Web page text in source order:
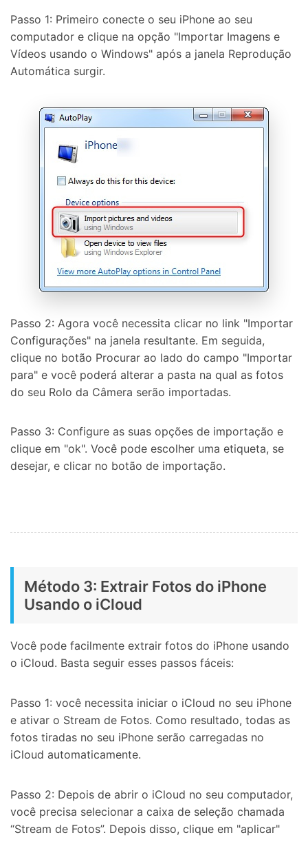
Controle seu celular com Dr.Fone
50M+ usuários, 17+ anos
Desbloqueie e repare seu celular
Recupere, proteja e transfira dados faclimente
Abrir APP Teste Online
Passo 1: Primeiro conecte o seu iPhone ao seu
computador e clique na opção "Importar Imagens e
Vídeos usando o Windows" após a janela Reprodução
Automática surgir.
Passo 2: Agora você necessita clicar no link "Importar
Configurações" na janela resultante. Em seguida,
clique no botão Procurar ao lado do campo "Importar
para" e você poderá alterar a pasta na qual as fotos
do seu Rolo da Câmera serão importadas.
Passo 3: Configure as suas opções de importação e
clique em "ok". Você pode escolher uma etiqueta, se
desejar, e clicar no botão de importação.
Método 3: Extrair Fotos do iPhone
Usando o iCloud
Você pode facilmente extrair fotos do iPhone usando
o iCloud. Basta seguir esses passos fáceis:
Passo 1: você necessita iniciar o iCloud no seu iPhone
e ativar o Stream de Fotos. Como resultado, todas as
fotos tiradas no seu iPhone serão carregadas no
iCloud automaticamente.
Passo 2: Depois de abrir o iCloud no seu computador,
você precisa selecionar a caixa de seleção chamada
“Stream de Fotos”. Depois disso, clique em "aplicar"